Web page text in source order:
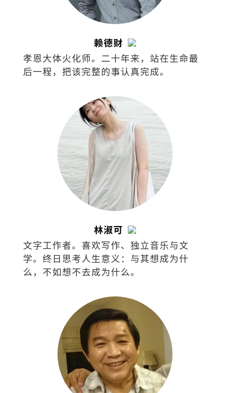
赖德财
孝恩大体火化师。二十年来，站在生命最
后一程，把该完整的事认真完成。
林淑可
文字工作者。喜欢写作、独立音乐与文
学。终日思考人生意义：与其想成为什
么，不如想不去成为什么。